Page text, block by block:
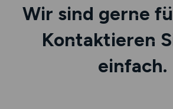
Wir sind gerne
Kontaktieren
einfach.